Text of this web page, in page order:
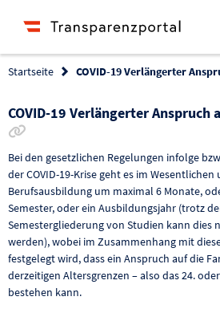
Startseite COVID-19 Verlängerter
COVID-19 Verlängerter Anspruch
Bei den gesetzlichen Regelungen infolge
der COVID-19-Krise geht es im
Berufsausbildung um maximal 6 Monate,
Semester, oder ein Ausbildungsjahr (trotz
Semestergliederung von Studien kann dies
werden), wobei im Zusammenhang mit
festgelegt wird, dass ein Anspruch auf die
derzeitigen Altersgrenzen – also das 24.
bestehen kann.